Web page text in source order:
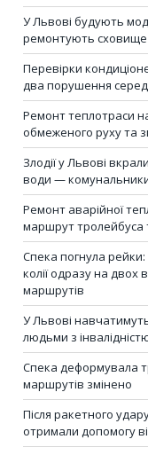
У Львові будують
ремонтують сховище
Перевірки
два порушення серед
Ремонт теплотраси
обмеженого руху та
Злодії у Львові
води — комунальники
Ремонт аварійної
маршрут тролейбуса
Спека погнула
колії одразу на двох
маршрутів
У Львові навчатимуть
людьми з
Спека деформувала
маршрутів змінено
Після ракетного
отримали допомогу